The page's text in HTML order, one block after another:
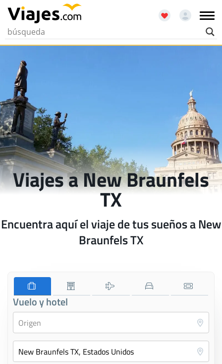
Viajes a New Braunfels
TX
Encuentra aquí el viaje de tus sueños a New
Braunfels TX
Vuelo y hotel